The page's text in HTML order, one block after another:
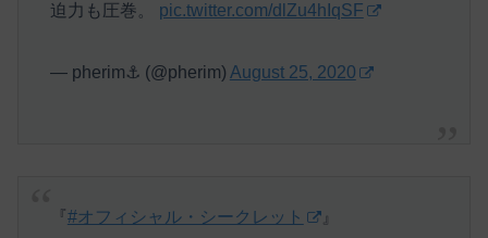
迫力も圧巻。 pic.twitter.com/dlZu4hIqSF
— pherim⚓ (@pherim) August 25, 2020
『#オフィシャル・シークレット 』